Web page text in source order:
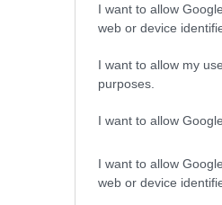
I want to allow
web or device
I want to allow my
purposes.
I want to allow
I want to allow
web or device
Game Passba
Akciók és ingyenes játékok
A Mistfall Hunter a hónap
Az amerikai IGN
Xbox ellen dolgozik